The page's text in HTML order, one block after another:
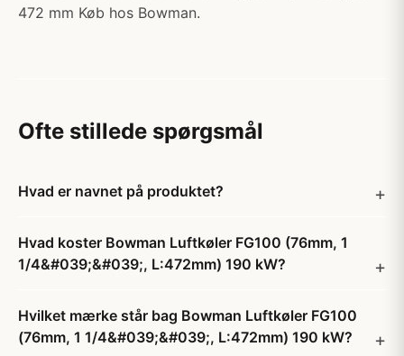
472 mm Køb hos Bowman.
Ofte stillede spørgsmål
Hvad er navnet på produktet?
Hvad koster Bowman Luftkøler FG100 (76mm, 1
1/4&#039;&#039;, L:472mm) 190 kW?
Hvilket mærke står bag Bowman Luftkøler FG100
(76mm, 1 1/4&#039;&#039;, L:472mm) 190 kW?